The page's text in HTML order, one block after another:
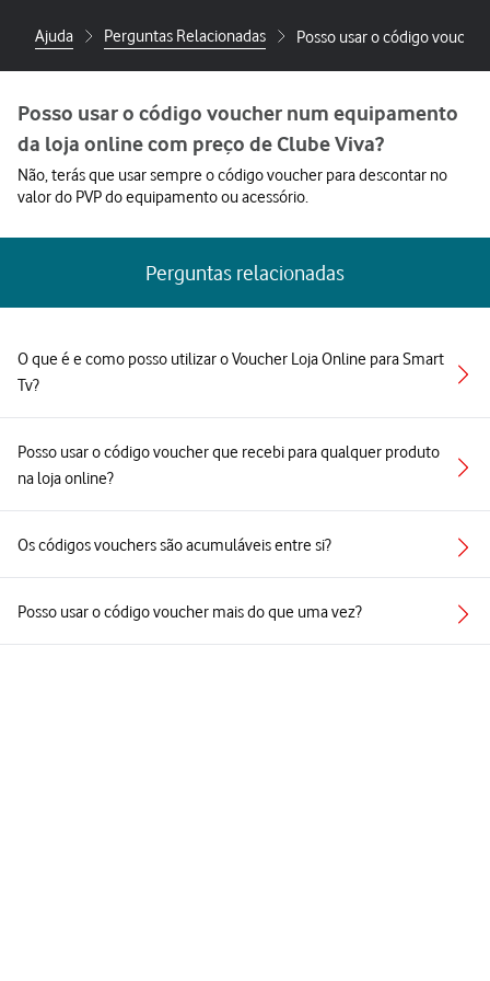
Ajuda Perguntas Relacionadas Posso usar o código
Posso usar o código voucher num equipamento
da loja online com preço de Clube Viva?
Não, terás que usar sempre o código voucher para descontar no
valor do PVP do equipamento ou acessório.
Perguntas relacionadas
O que é e como posso utilizar o Voucher Loja Online para Smart
Tv?
Posso usar o código voucher que recebi para qualquer produto
na loja online?
Os códigos vouchers são acumuláveis entre si?
Posso usar o código voucher mais do que uma vez?